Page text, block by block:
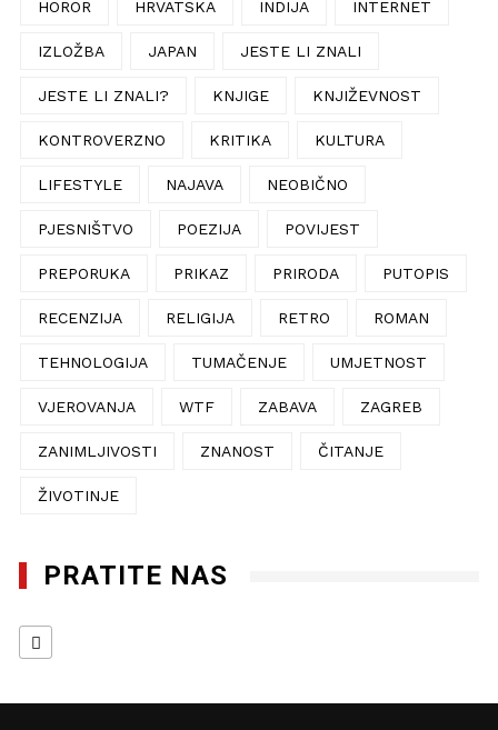
HOROR HRVATSKA INDIJA INTERNET
IZLOŽBA JAPAN JESTE LI ZNALI
JESTE LI ZNALI? KNJIGE KNJIŽEVNOST
KONTROVERZNO KRITIKA KULTURA
LIFESTYLE NAJAVA NEOBIČNO
PJESNIŠTVO POEZIJA POVIJEST
PREPORUKA PRIKAZ PRIRODA PUTOPIS
RECENZIJA RELIGIJA RETRO ROMAN
TEHNOLOGIJA TUMAČENJE UMJETNOST
VJEROVANJA WTF ZABAVA ZAGREB
ZANIMLJIVOSTI ZNANOST ČITANJE
ŽIVOTINJE
PRATITE NAS